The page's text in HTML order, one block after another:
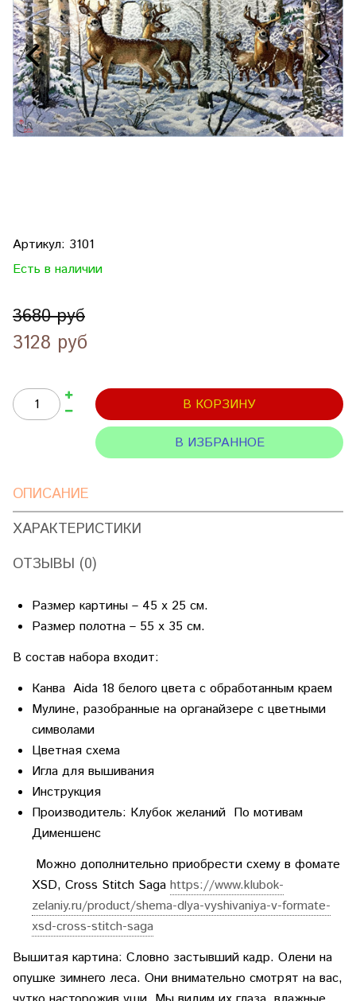
Артикул: 3101
Есть в наличии
3680 руб
3128 руб
В КОРЗИНУ
В ИЗБРАННОЕ
ОПИСАНИЕ
ХАРАКТЕРИСТИКИ
ОТЗЫВЫ (0)
Размер картины – 45 х 25 см.
Размер полотна – 55 х 35 см.
В состав набора входит:
Канва Aida 18 белого цвета с обработанным краем
Мулине, разобранные на органайзере с цветными
символами
Цветная схема
Игла для вышивания
Инструкция
Производитель: Клубок желаний По мотивам
Дименшенс
Можно дополнительно приобрести схему в фомате
XSD, Cross Stitch Saga https://www.klubok-
zelaniy.ru/product/shema-dlya-vyshivaniya-v-formate-
xsd-cross-stitch-saga
Вышитая картина: Словно застывший кадр. Олени на
опушке зимнего леса. Они внимательно смотрят на вас,